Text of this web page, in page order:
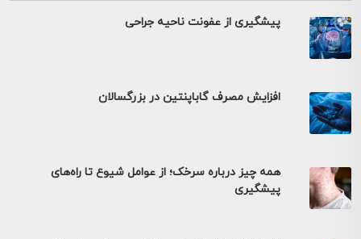
پیشگیری از عفونت ناحیه جراحی
افزایش مصرف گاباپنتین در بزرگسالان
همه چیز درباره سرخک؛ از عوامل شیوع تا راه‌های
پیشگیری